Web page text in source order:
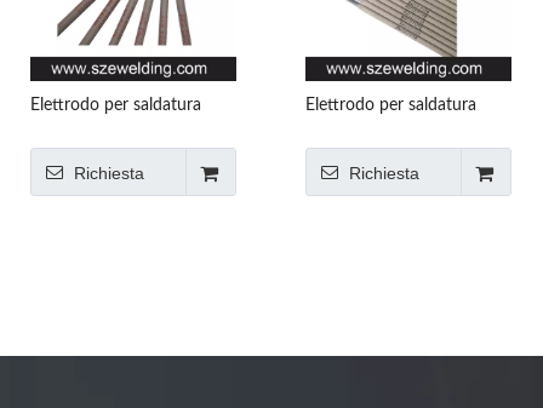
Elettrodo per saldatura
saldatura in Cina, fabbrica
Richiesta
Elettrodo per saldatura
produttore cinese
Richiesta